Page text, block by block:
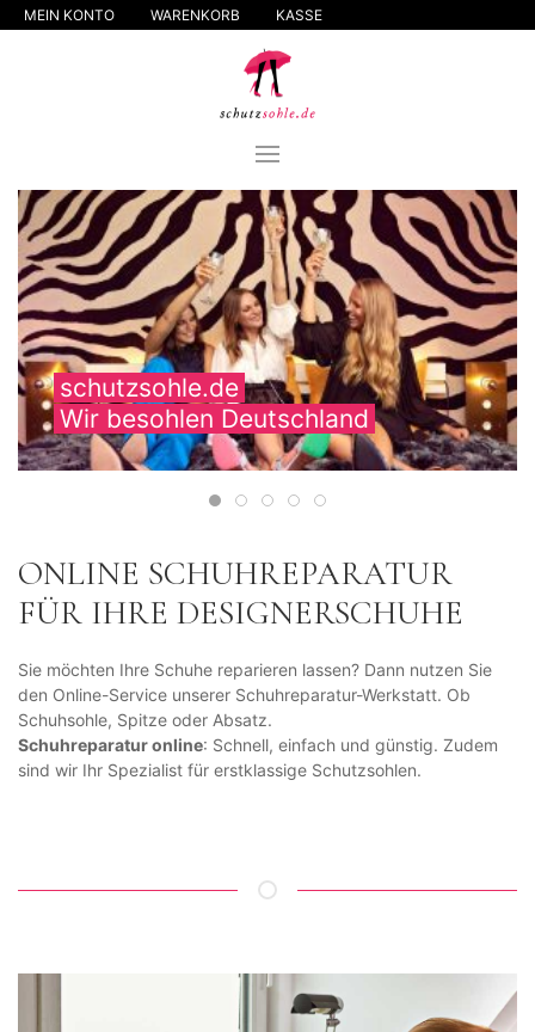
MEIN KONTO WARENKORB KASSE
schutzsohle.de
Wir besohlen Deutschland
ONLINE SCHUHREPARATUR
FÜR IHRE DESIGNERSCHUHE
Sie möchten Ihre Schuhe reparieren lassen? Dann nutzen Sie
den Online-Service unserer Schuhreparatur-Werkstatt. Ob
Schuhsohle, Spitze oder Absatz.
Schuhreparatur online: Schnell, einfach und günstig. Zudem
sind wir Ihr Spezialist für erstklassige Schutzsohlen.